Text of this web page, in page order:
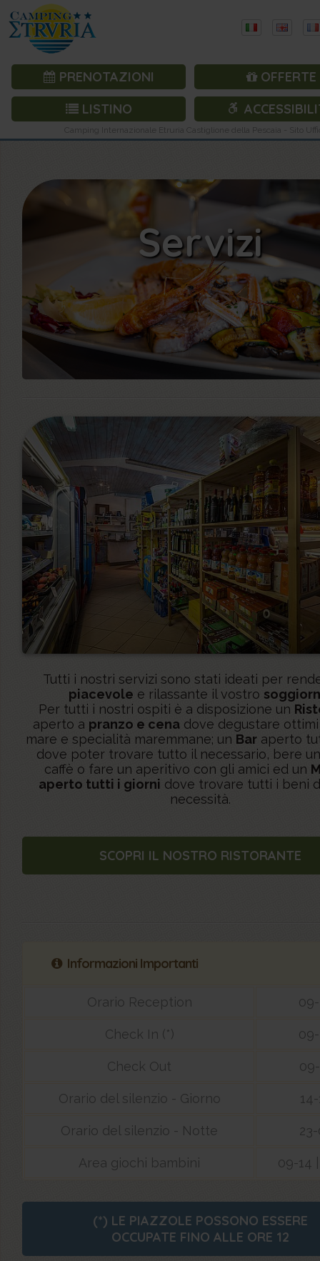
PRENOTAZIONI
OFFERTE
LISTINO
Camping Internazionale Etruria Castiglione della Pescaia - Sito
Servizi
Tutti i nostri servizi sono stati ideati per
piacevole e rilassante il vostro
Per tutti i nostri ospiti è a disposizione un
aperto a pranzo e cenadove degustare
mare e specialità maremmane; un Baraperto
dove poter trovare tutto il necessario, bere
caffè o fare un aperitivo con gli amici ed un
aperto tutti i giorni dove trovare tutti i beni
necessità.
SCOPRI IL NOSTRO RISTORANTE
Informazioni Importanti
Orario Reception
Check In (*)
Check Out
Orario del silenzio - Giorno
Orario del silenzio - Notte
Area giochi bambini 09-14
(*) LE PIAZZOLE POSSONO ESSERE
OCCUPATE FINO ALLE ORE 12